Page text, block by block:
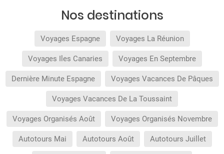
peuvent être limitées à certaines dates. Avant de
confirmer la réservation, vous pouvez visualiser
celle-ci.
Offres non cumulables
Nos destinations
Voyages Espagne Voyages La Réunion
Voyages Iles Canaries Voyages En Septembre
Dernière Minute Espagne Voyages Vacances De Pâques
Voyages Vacances De La Toussaint
Voyages Organisés Août Voyages Organisés Novembre
Autotours Mai Autotours Août Autotours Juillet